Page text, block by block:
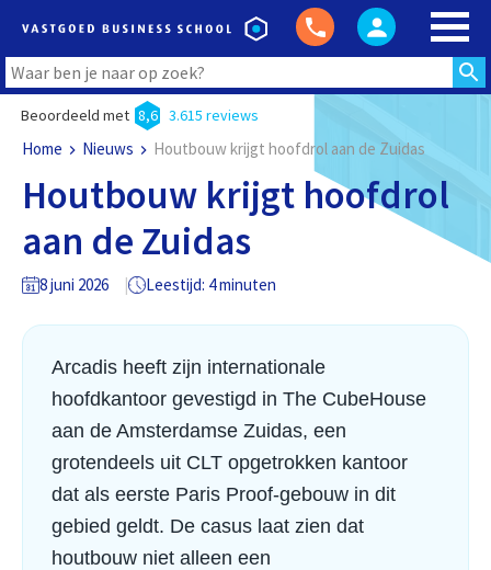
Beoordeeld met 8,6 3.615 reviews
Home Nieuws Houtbouw krijgt hoofdrol aan de Zuidas
Houtbouw krijgt hoofdrol
aan de Zuidas
8 juni 2026 Leestijd: 4 minuten
Arcadis heeft zijn internationale
hoofdkantoor gevestigd in The CubeHouse
aan de Amsterdamse Zuidas, een
grotendeels uit CLT opgetrokken kantoor
dat als eerste Paris Proof-gebouw in dit
gebied geldt. De casus laat zien dat
houtbouw niet alleen een